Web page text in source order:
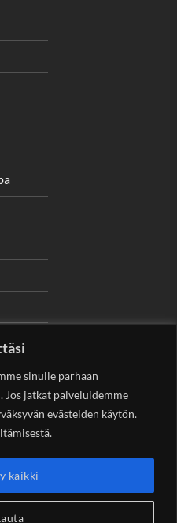
sinulle parhaan
Jos jatkat palveluidemme
evästeiden käytön.
kaikki
OySotungintie 449,